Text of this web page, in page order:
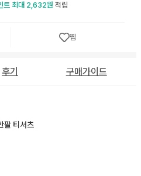
트 최대 2,632원 적립
찜
후기 구매가이드
팔 티셔츠